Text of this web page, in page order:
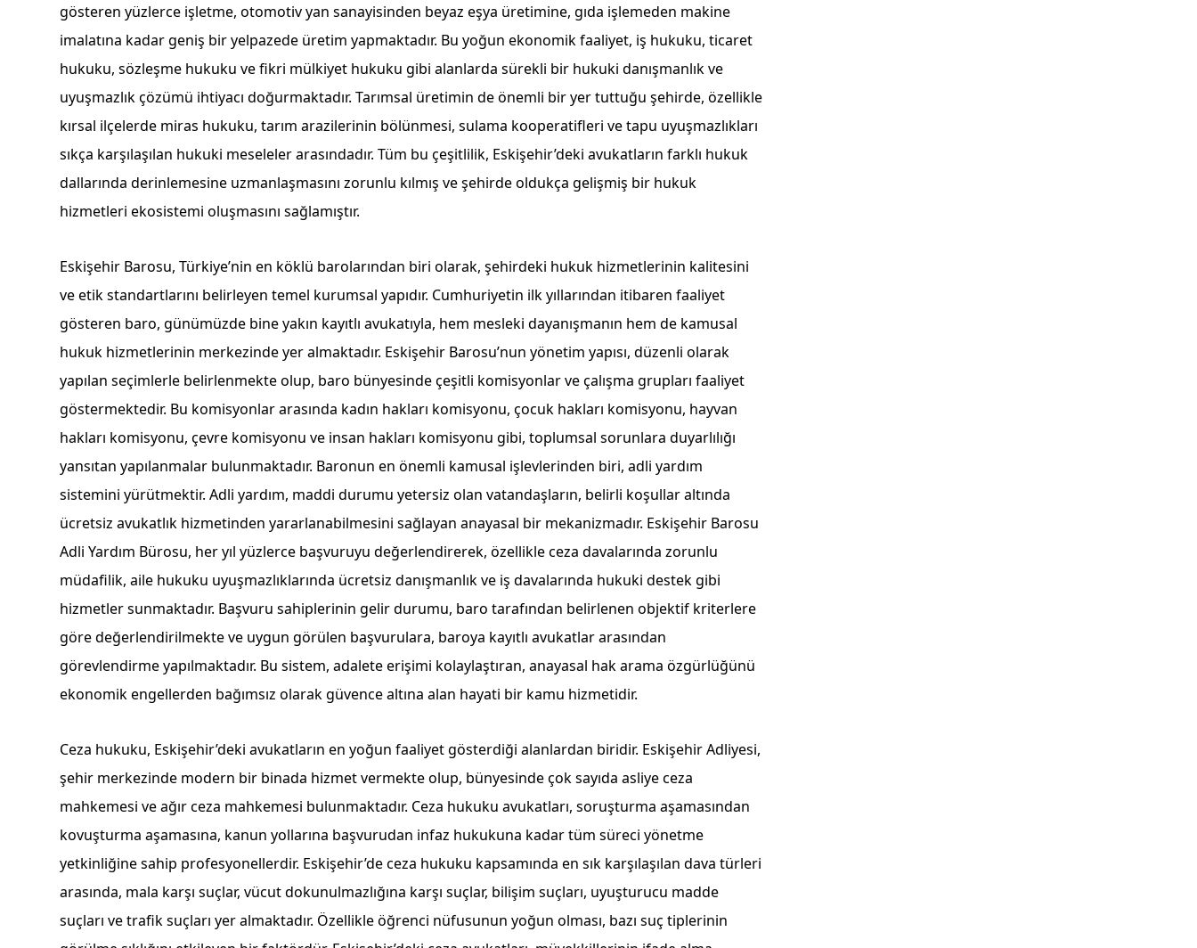
gösteren yüzlerce işletme, otomotiv yan sanayisinden beyaz eşya üretimine, gıda işlemeden makine
imalatına kadar geniş bir yelpazede üretim yapmaktadır. Bu yoğun ekonomik faaliyet, iş hukuku, ticaret
hukuku, sözleşme hukuku ve fikri mülkiyet hukuku gibi alanlarda sürekli bir hukuki danışmanlık ve
uyuşmazlık çözümü ihtiyacı doğurmaktadır. Tarımsal üretimin de önemli bir yer tuttuğu şehirde, özellikle
kırsal ilçelerde miras hukuku, tarım arazilerinin bölünmesi, sulama kooperatifleri ve tapu uyuşmazlıkları
sıkça karşılaşılan hukuki meseleler arasındadır. Tüm bu çeşitlilik, Eskişehir’deki avukatların farklı hukuk
dallarında derinlemesine uzmanlaşmasını zorunlu kılmış ve şehirde oldukça gelişmiş bir hukuk
hizmetleri ekosistemi oluşmasını sağlamıştır.
Eskişehir Barosu, Türkiye’nin en köklü barolarından biri olarak, şehirdeki hukuk hizmetlerinin kalitesini
ve etik standartlarını belirleyen temel kurumsal yapıdır. Cumhuriyetin ilk yıllarından itibaren faaliyet
gösteren baro, günümüzde bine yakın kayıtlı avukatıyla, hem mesleki dayanışmanın hem de kamusal
hukuk hizmetlerinin merkezinde yer almaktadır. Eskişehir Barosu’nun yönetim yapısı, düzenli olarak
yapılan seçimlerle belirlenmekte olup, baro bünyesinde çeşitli komisyonlar ve çalışma grupları faaliyet
göstermektedir. Bu komisyonlar arasında kadın hakları komisyonu, çocuk hakları komisyonu, hayvan
hakları komisyonu, çevre komisyonu ve insan hakları komisyonu gibi, toplumsal sorunlara duyarlılığı
yansıtan yapılanmalar bulunmaktadır. Baronun en önemli kamusal işlevlerinden biri, adli yardım
sistemini yürütmektir. Adli yardım, maddi durumu yetersiz olan vatandaşların, belirli koşullar altında
ücretsiz avukatlık hizmetinden yararlanabilmesini sağlayan anayasal bir mekanizmadır. Eskişehir Barosu
Adli Yardım Bürosu, her yıl yüzlerce başvuruyu değerlendirerek, özellikle ceza davalarında zorunlu
müdafilik, aile hukuku uyuşmazlıklarında ücretsiz danışmanlık ve iş davalarında hukuki destek gibi
hizmetler sunmaktadır. Başvuru sahiplerinin gelir durumu, baro tarafından belirlenen objektif kriterlere
göre değerlendirilmekte ve uygun görülen başvurulara, baroya kayıtlı avukatlar arasından
görevlendirme yapılmaktadır. Bu sistem, adalete erişimi kolaylaştıran, anayasal hak arama özgürlüğünü
ekonomik engellerden bağımsız olarak güvence altına alan hayati bir kamu hizmetidir.
Ceza hukuku, Eskişehir’deki avukatların en yoğun faaliyet gösterdiği alanlardan biridir. Eskişehir Adliyesi,
şehir merkezinde modern bir binada hizmet vermekte olup, bünyesinde çok sayıda asliye ceza
mahkemesi ve ağır ceza mahkemesi bulunmaktadır. Ceza hukuku avukatları, soruşturma aşamasından
kovuşturma aşamasına, kanun yollarına başvurudan infaz hukukuna kadar tüm süreci yönetme
yetkinliğine sahip profesyonellerdir. Eskişehir’de ceza hukuku kapsamında en sık karşılaşılan dava türleri
arasında, mala karşı suçlar, vücut dokunulmazlığına karşı suçlar, bilişim suçları, uyuşturucu madde
suçları ve trafik suçları yer almaktadır. Özellikle öğrenci nüfusunun yoğun olması, bazı suç tiplerinin